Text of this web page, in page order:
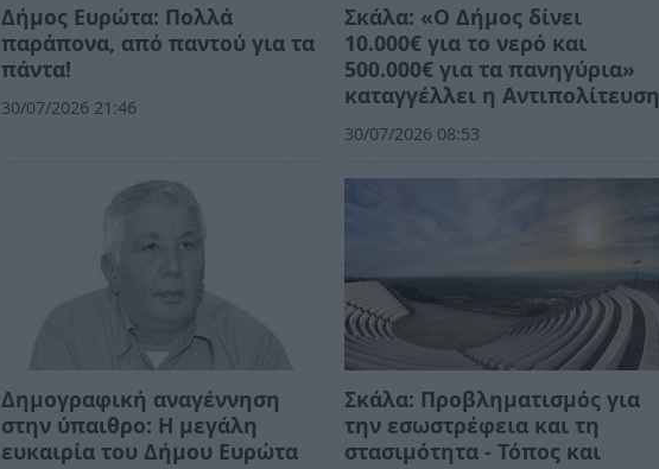
Δήμος Ευρώτα: Πολλά
παράπονα, από παντού για τα
πάντα!
30/07/2026 21:46
Σκάλα: «Ο Δήμος δίνει
10.000€ για το νερό και
500.000€ για τα πανηγύρια»
καταγγέλλει η Αντιπολίτευση
30/07/2026 08:53
Δημογραφική αναγέννηση
στην ύπαιθρο: Η μεγάλη
ευκαιρία του Δήμου Ευρώτα
Σκάλα: Προβληματισμός για
την εσωστρέφεια και τη
στασιμότητα - Τόπος και